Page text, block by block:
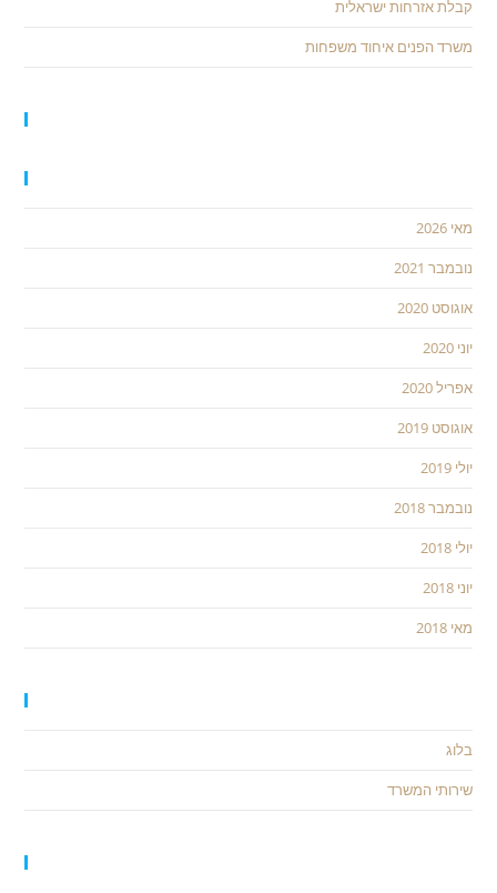
קבלת אזרחות ישראלית
משרד הפנים איחוד משפחות
מאי 2026
נובמבר 2021
אוגוסט 2020
יוני 2020
אפריל 2020
אוגוסט 2019
יולי 2019
נובמבר 2018
יולי 2018
יוני 2018
מאי 2018
בלוג
שירותי המשרד